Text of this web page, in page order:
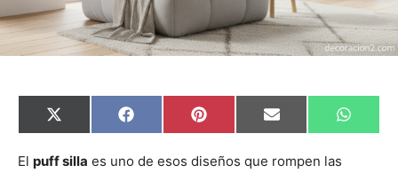
C
o
p
X
(
w
C
o
p
F
a
e
C
o
p
P
i
t
C
o
p
E
m
i
C
o
W
h
El puff silla es uno de esos diseños que rompen las